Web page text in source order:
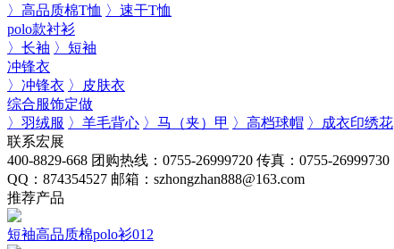
〉高品质棉T恤 〉速干T恤
polo款衬衫
〉长袖 〉短袖
冲锋衣
〉冲锋衣 〉皮肤衣
综合服饰定做
〉羽绒服 〉羊毛背心 〉马（夹）甲 〉高档球帽 〉成衣印绣花
联系宏展
400-8829-668 团购热线：0755-26999720 传真：0755-26999730
QQ：874354527 邮箱：szhongzhan888@163.com
推荐产品
短袖高品质棉polo衫012